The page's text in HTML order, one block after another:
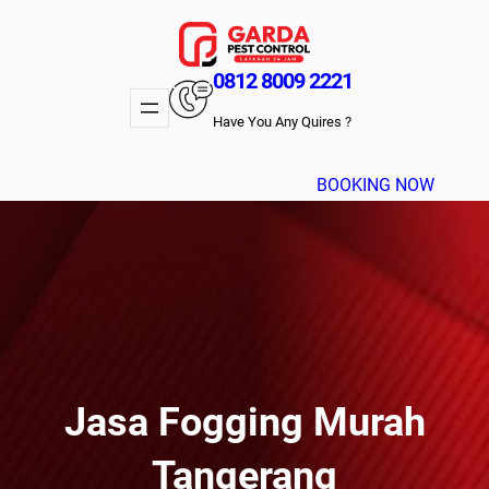
0812 8009 2221
Have You Any Quires ?
BOOKING NOW
Jasa Fogging Murah
Tangerang